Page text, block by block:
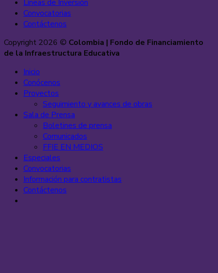
Líneas de Inversión
Convocatorias
Contáctenos
Copyright 2026 © Colombia | Fondo de Financiamiento
de la Infraestructura Educativa
Inicio
Conócenos
Proyectos
Seguimiento y avances de obras
Sala de Prensa
Boletines de prensa
Comunicados
FFIE EN MEDIOS
Especiales
Convocatorias
Información para contratistas
Contáctenos